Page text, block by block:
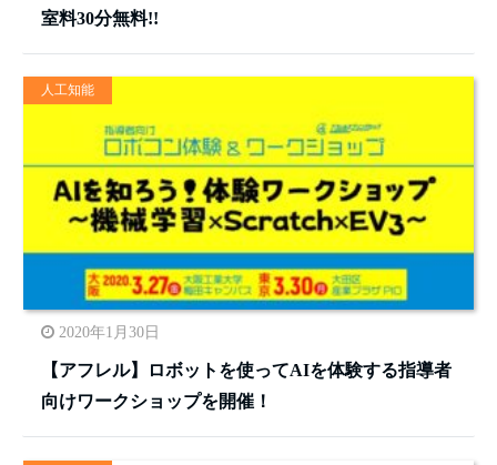
室料30分無料!!
人工知能
2020年1月30日
【アフレル】ロボットを使ってAIを体験する指導者
向けワークショップを開催！